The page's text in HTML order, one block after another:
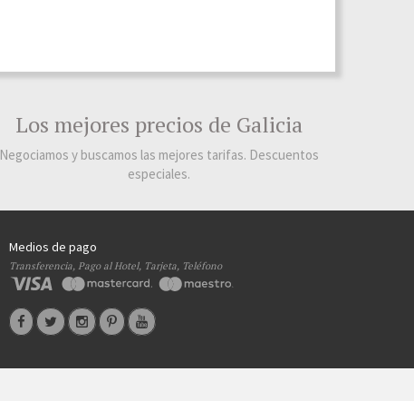
Los mejores precios de Galicia
Negociamos y buscamos las mejores tarifas. Descuentos
especiales.
Medios de pago
Transferencia, Pago al Hotel, Tarjeta, Teléfono